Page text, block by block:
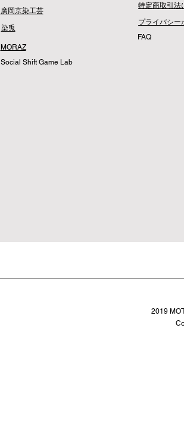
廣岡京染工芸
染兎
MORAZ
Social Shift Game Lab
特定商取引法
プライバシー
​FAQ
2019